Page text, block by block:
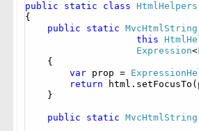
public static class HtmlHelpers
{
public
static MvcHtmlString
this
Expression<
{
var prop =
return
}
public static MvcHtmlString